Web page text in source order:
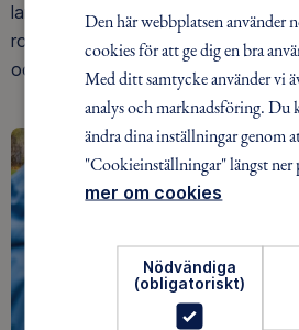
landet. Våra ideella ledare guidar
roliga och trygga äventyr i
och på fjället.
Den här webbplatsen använder
cookies för att ge dig en bra
Med ditt samtycke använder vi
analys och marknadsföring. Du
ändra dina inställningar genom
"Cookieinställningar" längst ner
mer om cookies
Nödvändiga
(obligatoriskt)